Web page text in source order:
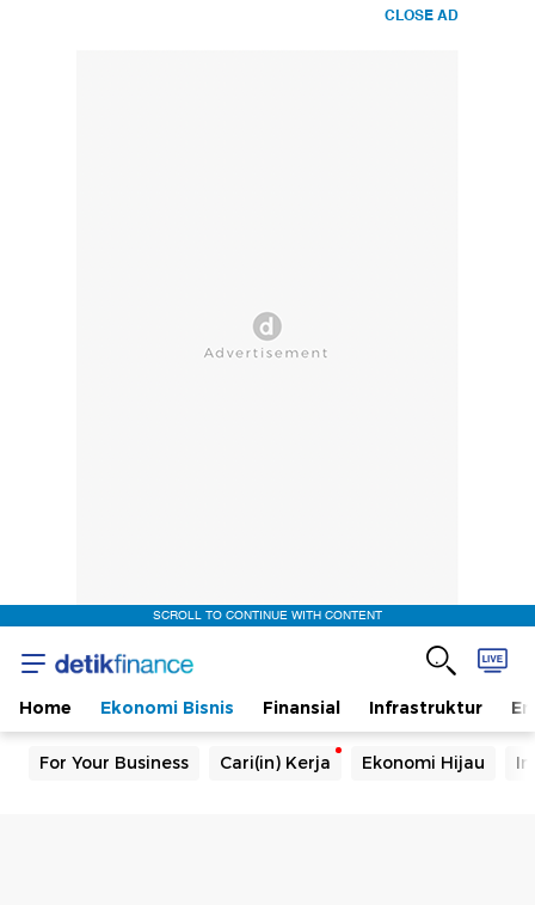
CLOSE AD
SCROLL TO CONTINUE WITH CONTENT
Home Ekonomi Bisnis Finansial Infrastruktur
For Your Business Cari(in) Kerja Ekonomi Hijau